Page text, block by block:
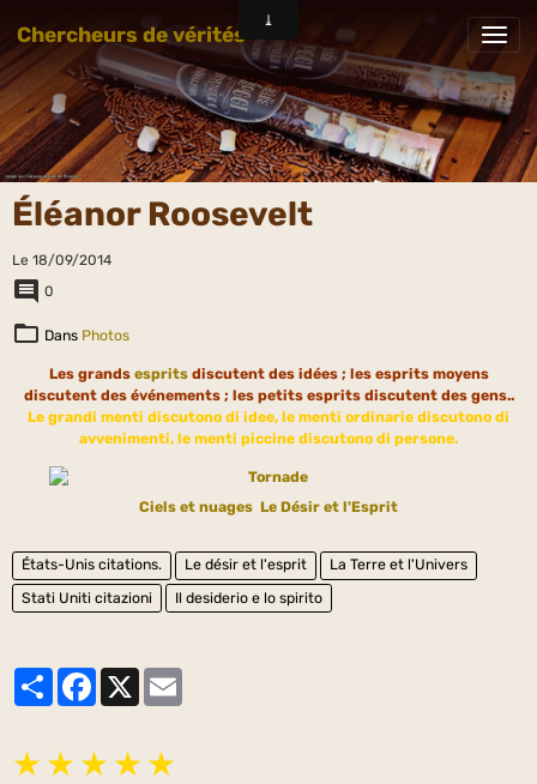
Chercheurs de vérités
Éléanor Roosevelt
Le 18/09/2014
0
Dans Photos
Les grands espritsdiscutent des idées ; les esprits moyens
discutent des événements ; les petits esprits discutent des gens..
Le grandi menti discutono di idee, le menti ordinarie discutono di
avvenimenti, le menti piccine discutono di persone.
Ciels et nuages Le Désir et l'Esprit
États-Unis citations. Le désir et l'esprit
La Terre et l'Univers
Stati Uniti citazioni
Il desiderio e lo spirito
PartagerFacebook
X
★ ★ ★ ★ ★